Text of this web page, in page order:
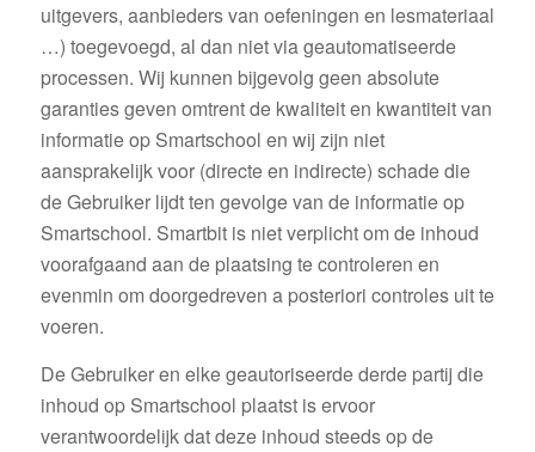
uitgevers, aanbieders van oefeningen en lesmateriaal
…) toegevoegd, al dan niet via geautomatiseerde
processen. Wij kunnen bijgevolg geen absolute
garanties geven omtrent de kwaliteit en kwantiteit van
informatie op Smartschool en wij zijn niet
aansprakelijk voor (directe en indirecte) schade die
de Gebruiker lijdt ten gevolge van de informatie op
Smartschool. Smartbit is niet verplicht om de inhoud
voorafgaand aan de plaatsing te controleren en
evenmin om doorgedreven a posteriori controles uit te
voeren.
De Gebruiker en elke geautoriseerde derde partij die
inhoud op Smartschool plaatst is ervoor
verantwoordelijk dat deze inhoud steeds op de